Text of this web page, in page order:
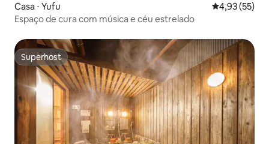
Casa ⋅ Yufu 4,93 de uma
4,93 (55)
Espaço de cura com música e céu estrelado
Superhost
Superhost